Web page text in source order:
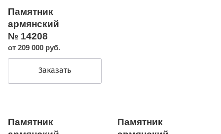
Памятник
армянский
№ 14208
от 209 000 руб.
Заказать
Памятник
Памятник